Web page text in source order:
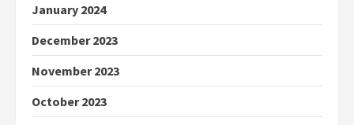
January 2024
December 2023
November 2023
October 2023